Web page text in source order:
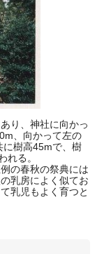
り、神社に向かっ
、向かって左の
に樹高45mで、樹
れる。
の春秋の祭典には
乳房によく似てお
乳児もよく育つと